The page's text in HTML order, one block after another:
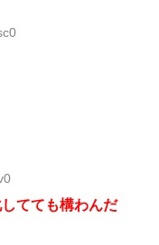
てても構わんだ